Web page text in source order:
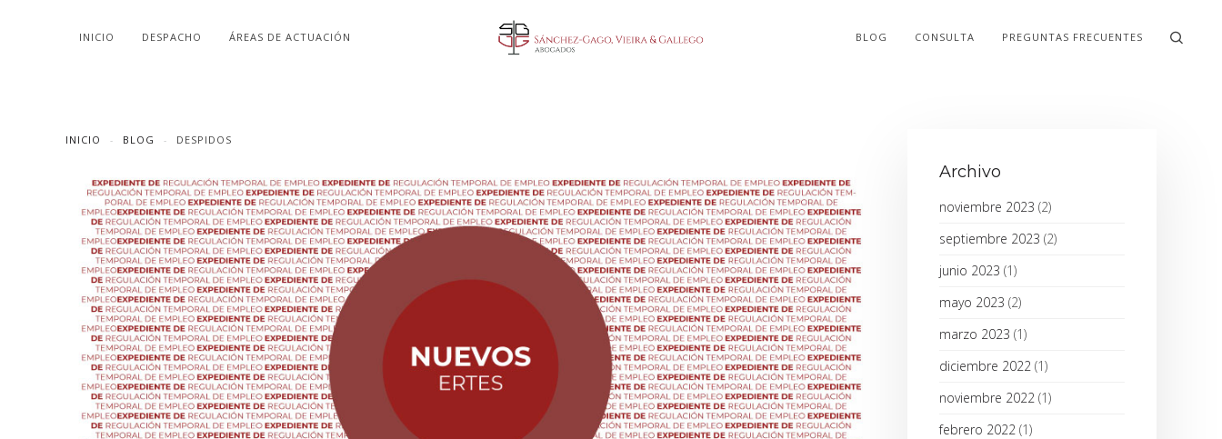
INICIO DESPACHO ÁREAS DE ACTUACIÓN BLOG CONSULTA PREGUNTAS FRECUENTES
INICIO BLOG DESPIDOS
Archivo
noviembre 2023 (2)
septiembre 2023 (2)
junio 2023 (1)
mayo 2023 (2)
marzo 2023 (1)
diciembre 2022 (1)
noviembre 2022 (1)
febrero 2022 (1)